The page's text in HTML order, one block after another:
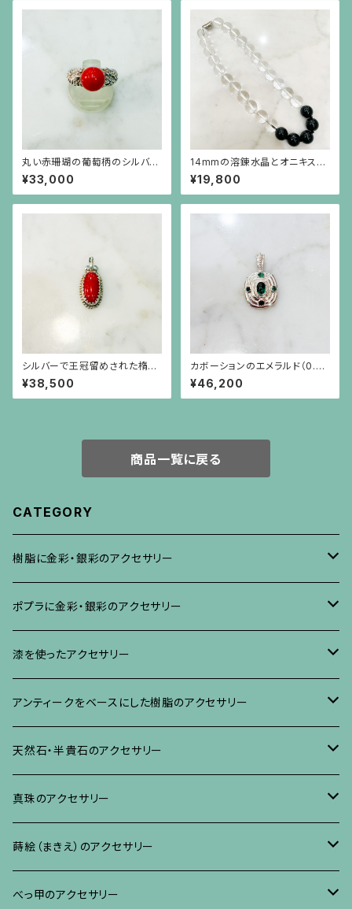
丸い赤珊瑚の葡萄柄のシルバー
台リング
¥33,000
14mmの溶錬水晶とオニキスの
ネックレス
¥19,800
シルバーで王冠留めされた楕円
形の赤珊瑚、芥子パールのペン
ダント（チェーン別）
¥38,500
カボーションのエメラルド（0.82
ct）を4つの小さなエメラルドが
取り巻くシルバーペンダント（チ
ェーン別）
¥46,200
商品一覧に戻る
CATEGORY
樹脂に金彩・銀彩のアクセサリー
ブローチ
イヤリング・ピアス
ネックレス、その他
ポプラに金彩・銀彩のアクセサリー
ブローチ
イヤリング、ピアス
ネックレス、ペンダント
ブレスレット、バングル、その他
漆を使ったアクセサリー
ブローチ
イヤリング・ピアス
ネックレス・ペンダント
リング
ブレスレット・バングル、その他
アンティークをベースにした樹脂のアクセサリー
ブローチ
イヤリング・ピアス
ネックレス、ペンダント
ブレスレット、その他
天然石・半貴石のアクセサリー
ブローチ
イヤリング・ピアス
ネックレス、ペンダント
真珠のアクセサリー
ブローチ
イヤリング・ピアス
蒔絵（まきえ）のアクセサリー
べっ甲に蒔絵のアクセサリー
べっ甲のアクセサリー